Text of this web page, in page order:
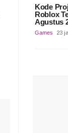
Kode
Roblox
Agustus
Games 23